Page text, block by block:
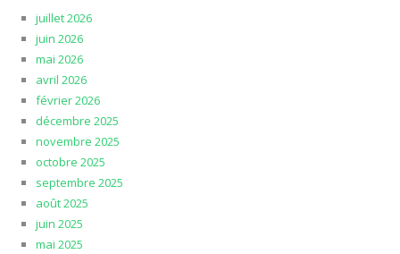
juillet 2026
juin 2026
mai 2026
avril 2026
février 2026
décembre 2025
novembre 2025
octobre 2025
septembre 2025
août 2025
juin 2025
mai 2025